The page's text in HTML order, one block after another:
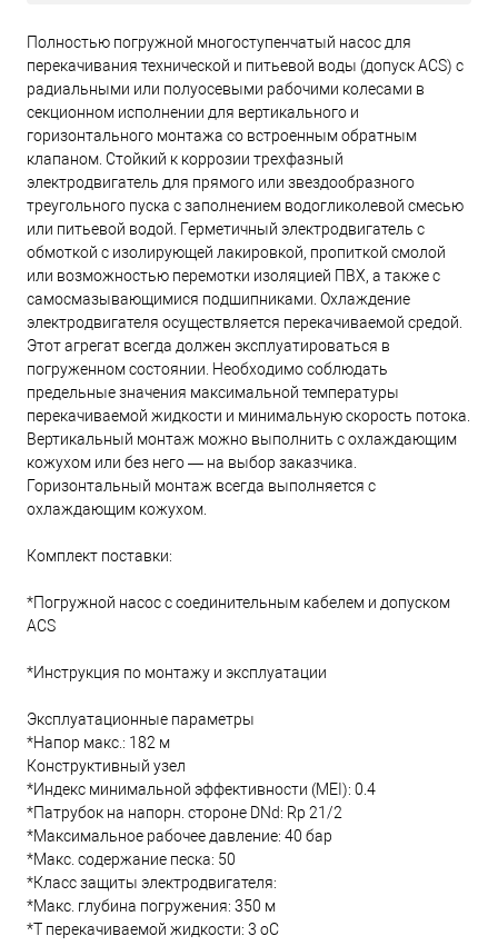
Полностью погружной многоступенчатый насос для
перекачивания технической и питьевой воды (допуск ACS) с
радиальными или полуосевыми рабочими колесами в
секционном исполнении для вертикального и
горизонтального монтажа со встроенным обратным
клапаном. Стойкий к коррозии трехфазный
электродвигатель для прямого или звездообразного
треугольного пуска с заполнением водогликолевой смесью
или питьевой водой. Герметичный электродвигатель с
обмоткой с изолирующей лакировкой, пропиткой смолой
или возможностью перемотки изоляцией ПВХ, а также с
самосмазывающимися подшипниками. Охлаждение
электродвигателя осуществляется перекачиваемой средой.
Этот агрегат всегда должен эксплуатироваться в
погруженном состоянии. Необходимо соблюдать
предельные значения максимальной температуры
перекачиваемой жидкости и минимальную скорость потока.
Вертикальный монтаж можно выполнить с охлаждающим
кожухом или без него — на выбор заказчика.
Горизонтальный монтаж всегда выполняется с
охлаждающим кожухом.
Комплект поставки:
*Погружной насос с соединительным кабелем и допуском
ACS
*Инструкция по монтажу и эксплуатации
Эксплуатационные параметры
*Напор макс.: 182 м
Конструктивный узел
*Индекс минимальной эффективности (MEI): 0.4
*Патрубок на напорн. стороне DNd: Rp 21/2
*Максимальное рабочее давление: 40 бар
*Макс. содержание песка: 50
*Класс защиты электродвигателя:
*Макс. глубина погружения: 350 м
*Т перекачиваемой жидкости: 3 oC